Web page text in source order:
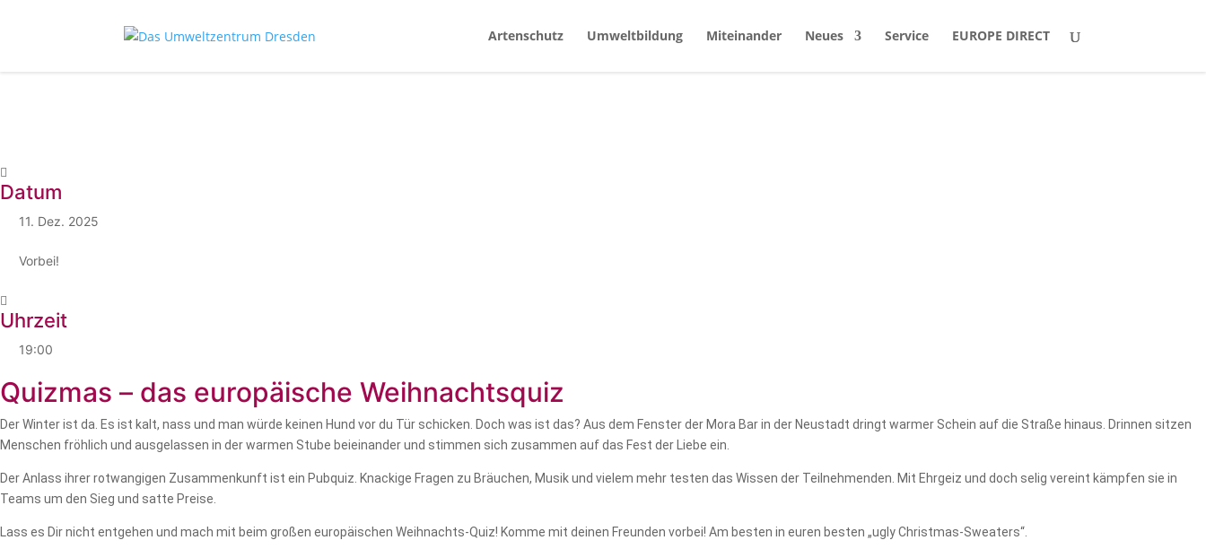
Artenschutz Umweltbildung Miteinander Neues Service EUROPE DIRECT
Datum
11. Dez. 2025
Vorbei!
Uhrzeit
19:00
Quizmas – das europäische Weihnachtsquiz
Der Winter ist da. Es ist kalt, nass und man würde keinen Hund vor du Tür schicken. Doch was ist das? Aus dem Fenster der Mora Bar in der Neustadt dringt warmer Schein auf die Straße hinaus. Drinnen sitzen
Menschen fröhlich und ausgelassen in der warmen Stube beieinander und stimmen sich zusammen auf das Fest der Liebe ein.
Der Anlass ihrer rotwangigen Zusammenkunft ist ein Pubquiz. Knackige Fragen zu Bräuchen, Musik und vielem mehr testen das Wissen der Teilnehmenden. Mit Ehrgeiz und doch selig vereint kämpfen sie in
Teams um den Sieg und satte Preise.
Lass es Dir nicht entgehen und mach mit beim großen europäischen Weihnachts-Quiz! Komme mit deinen Freunden vorbei! Am besten in euren besten „ugly Christmas-Sweaters“.